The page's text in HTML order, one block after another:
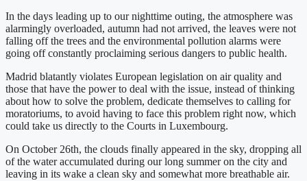
In the days leading up to our nighttime outing, the atmosphere was
alarmingly overloaded, autumn had not arrived, the leaves were not
falling off the trees and the environmental pollution alarms were
going off constantly proclaiming serious dangers to public health.
Madrid blatantly violates European legislation on air quality and
those that have the power to deal with the issue, instead of thinking
about how to solve the problem, dedicate themselves to calling for
moratoriums, to avoid having to face this problem right now, which
could take us directly to the Courts in Luxembourg.
On October 26th, the clouds finally appeared in the sky, dropping all
of the water accumulated during our long summer on the city and
leaving in its wake a clean sky and somewhat more breathable air.